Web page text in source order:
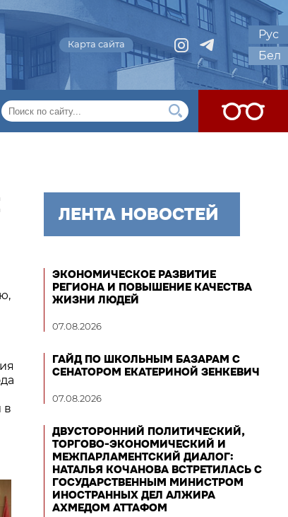
Карта сайта
Рус
Бел
в
ЛЕНТА НОВОСТЕЙ
ЭКОНОМИЧЕСКОЕ РАЗВИТИЕ
РЕГИОНА И ПОВЫШЕНИЕ КАЧЕСТВА
ЖИЗНИ ЛЮДЕЙ
07.08.2026
ГАЙД ПО ШКОЛЬНЫМ БАЗАРАМ С
СЕНАТОРОМ ЕКАТЕРИНОЙ ЗЕНКЕВИЧ
07.08.2026
ДВУСТОРОННИЙ ПОЛИТИЧЕСКИЙ,
ТОРГОВО-ЭКОНОМИЧЕСКИЙ И
МЕЖПАРЛАМЕНТСКИЙ ДИАЛОГ:
НАТАЛЬЯ КОЧАНОВА ВСТРЕТИЛАСЬ С
ГОСУДАРСТВЕННЫМ МИНИСТРОМ
ИНОСТРАННЫХ ДЕЛ АЛЖИРА
АХМЕДОМ АТТАФОМ